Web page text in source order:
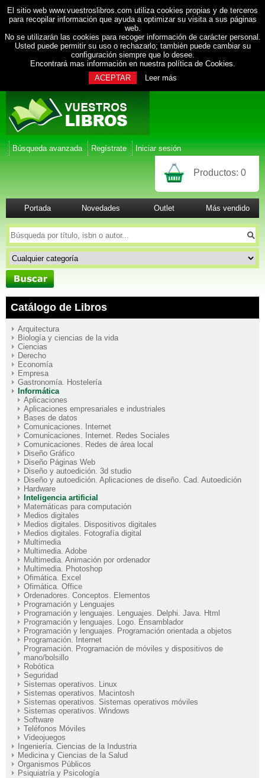
El sitio web www.vuestroslibros.com utiliza cookies propias y de terceros
para recopilar información que ayuda a optimizar su visita a sus páginas
web.
No se utilizarán las cookies para recoger información de carácter personal.
Usted puede permitir su uso o rechazarlo; también puede cambiar su
configuración siempre que lo desee.
Encontrará mas información en nuestra política de Cookies.
ACEPTAR
Leer más
Búsqueda avanzada Regístrate Iniciar sesión
Productos: 0
Portada Novedades Outlet Más vendido
Catálogo de Libros
Arquitectura
Biología y ciencias de la vida
Ciencias
Derecho
Economía
Empresa
Gastronomía. Hostelería
Informática
Aplicaciones
Aplicaciones empresariales e industriales
Bases de datos
Comunicaciones. Internet
Comunicaciones. Internet. Redes Sociales
Comunicaciones. Redes de área local
Diseño Gráfico
Diseño Páginas Web
Diseño y autoedición. 3d studio
Diseño y autoedición. Aplicaciones de diseño. Cad. Autoedición
Hardware
Inteligencia artificial
Matemáticas para computación
Medios digitales
Medios digitales. Dispositivos digitales
Medios digitales. Fotografía digital
Multimedia
Multimedia. Adobe
Multimedia. Animación por ordenador
Multimedia. Photoshop
Ofimática. Excel
Ofimática. Office
Ordenadores. Conceptos. Elementos
Programación y Lenguajes
Programación y lenguajes. Lenguajes. Delphi. Java. Html
Programación y lenguajes. Logo. Ensamblador
Programación y lenguajes. Programación orientada a objetos
Programación. Internet
Programación. Programación de móviles y dispositivos de
mano/bolsillo
Robótica
Seguridad
Sistemas operativos. Linux
Sistemas operativos. Macintosh
Sistemas operativos. Sistemas operativos móviles
Sistemas operativos. Windows
Software
Teléfonos Móviles
Videojuegos
Ingeniería. Ciencias de la Industria
Medicina y Ciencias de la Salud
Organismos Públicos
Psiquiatría y Psicología